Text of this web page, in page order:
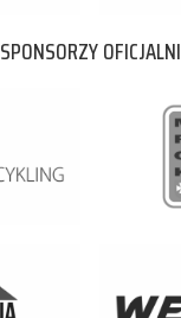
SPONSORZY OFICJALNI